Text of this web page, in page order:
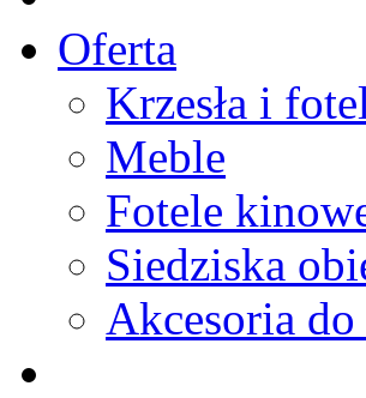
Oferta
Krzesła i
Meble
Fotele
Siedziska
Akcesoria